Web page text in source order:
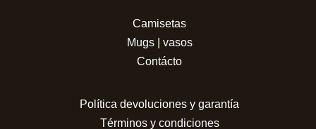
Camisetas
Mugs | vasos
Contácto
Política devoluciones y garantía
Términos y condiciones